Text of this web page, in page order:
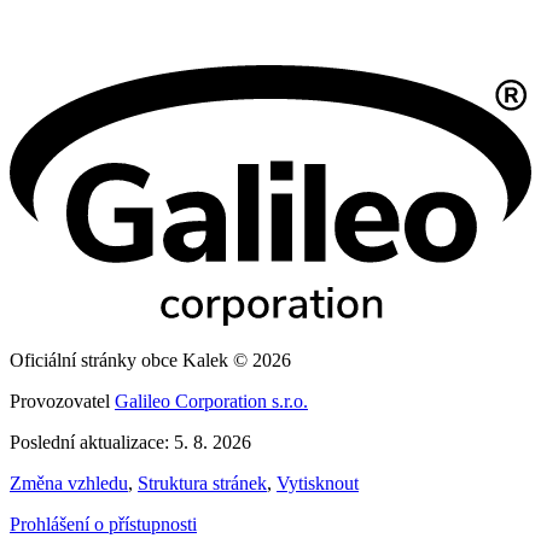
Oficiální stránky obce Kalek © 2026
Provozovatel Galileo Corporation s.r.o.
Poslední aktualizace: 5. 8. 2026
Změna vzhledu, Struktura stránek, Vytisknout
Prohlášení o přístupnosti